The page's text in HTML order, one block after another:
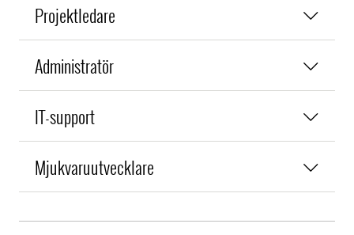
Projektledare
Administratör
IT-support
Mjukvaruutvecklare